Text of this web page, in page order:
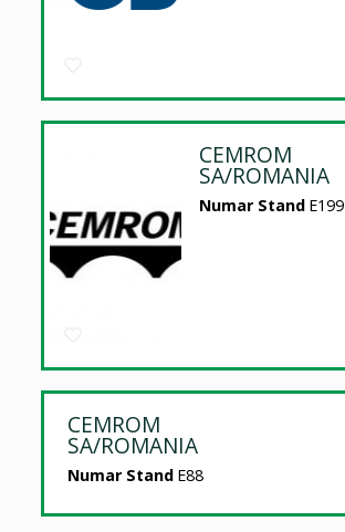
CEMROM
SA/ROMANIA
Numar Stand E199
CEMROM
SA/ROMANIA
Numar Stand E88